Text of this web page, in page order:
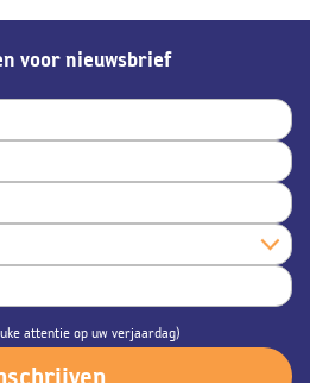
voor nieuwsbrief
attentie op uw verjaardag)